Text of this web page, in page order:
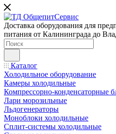
Доставка оборудования для
питания от Калининграда до
Каталог
Холодильное оборудование
Камеры холодильные
Компрессорно-конденсаторные
Лари морозильные
Льдогенераторы
Моноблоки холодильные
Сплит-системы холодильные